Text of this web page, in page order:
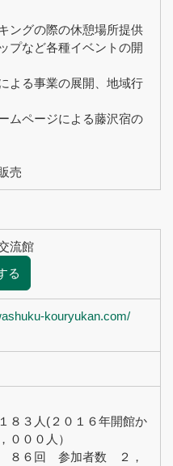
ングの際の休憩場所提供
プなど各種イベントの開
よる事業の展開、地域行
ムページによる藤沢宿の
売
流館
る
kouryukan.com/
８３人(２０１６年開館か
００人）
８６回 参加者数 ２，